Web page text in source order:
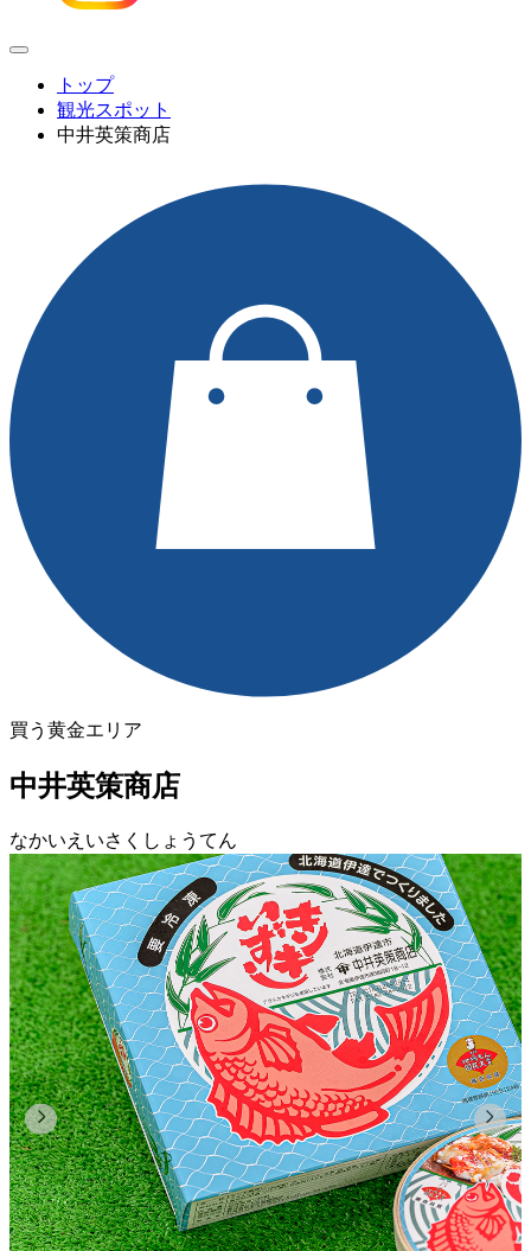
トップ
観光スポット
中井英策商店
買う 黄金エリア
中井英策商店
なかいえいさくしょうてん